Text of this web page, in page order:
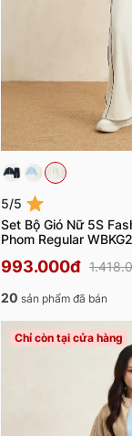
5/5
Set Bộ Gió Nữ 5S
Phom Regular
993.000đ
20 sản phẩm đã bán
Chỉ còn tại cửa hàng